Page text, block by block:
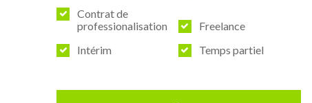
Contrat de
professionalisation
Freelance
Intérim
Temps partiel